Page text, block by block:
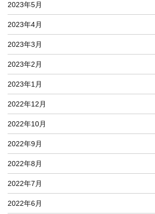
2023年5月
2023年4月
2023年3月
2023年2月
2023年1月
2022年12月
2022年10月
2022年9月
2022年8月
2022年7月
2022年6月